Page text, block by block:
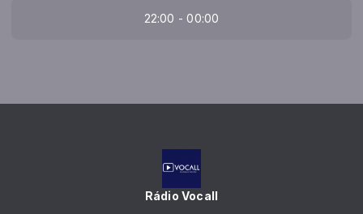
22:00 - 00:00
Rádio Vocall